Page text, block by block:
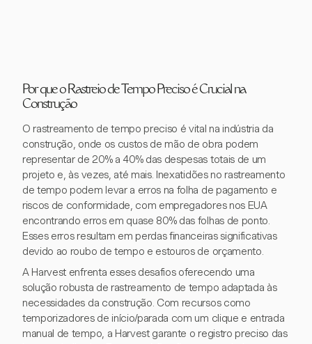
Por que o Rastreio de Tempo Preciso é Crucial na
Construção
O rastreamento de tempo preciso é vital na indústria da
construção, onde os custos de mão de obra podem
representar de 20% a 40% das despesas totais de um
projeto e, às vezes, até mais. Inexatidões no rastreamento
de tempo podem levar a erros na folha de pagamento e
riscos de conformidade, com empregadores nos EUA
encontrando erros em quase 80% das folhas de ponto.
Esses erros resultam em perdas financeiras significativas
devido ao roubo de tempo e estouros de orçamento.
A Harvest enfrenta esses desafios oferecendo uma
solução robusta de rastreamento de tempo adaptada às
necessidades da construção. Com recursos como
temporizadores de início/parada com um clique e entrada
manual de tempo, a Harvest garante o registro preciso das